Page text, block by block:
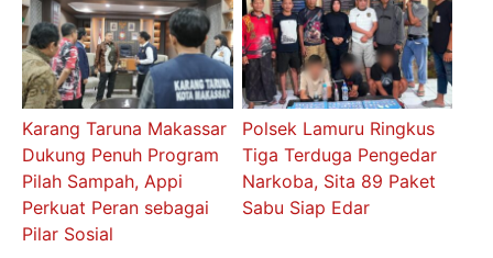
Karang Taruna Makassar
Dukung Penuh Program
Pilah Sampah, Appi
Perkuat Peran sebagai
Pilar Sosial
Polsek Lamuru Ringkus
Tiga Terduga Pengedar
Narkoba, Sita 89 Paket
Sabu Siap Edar